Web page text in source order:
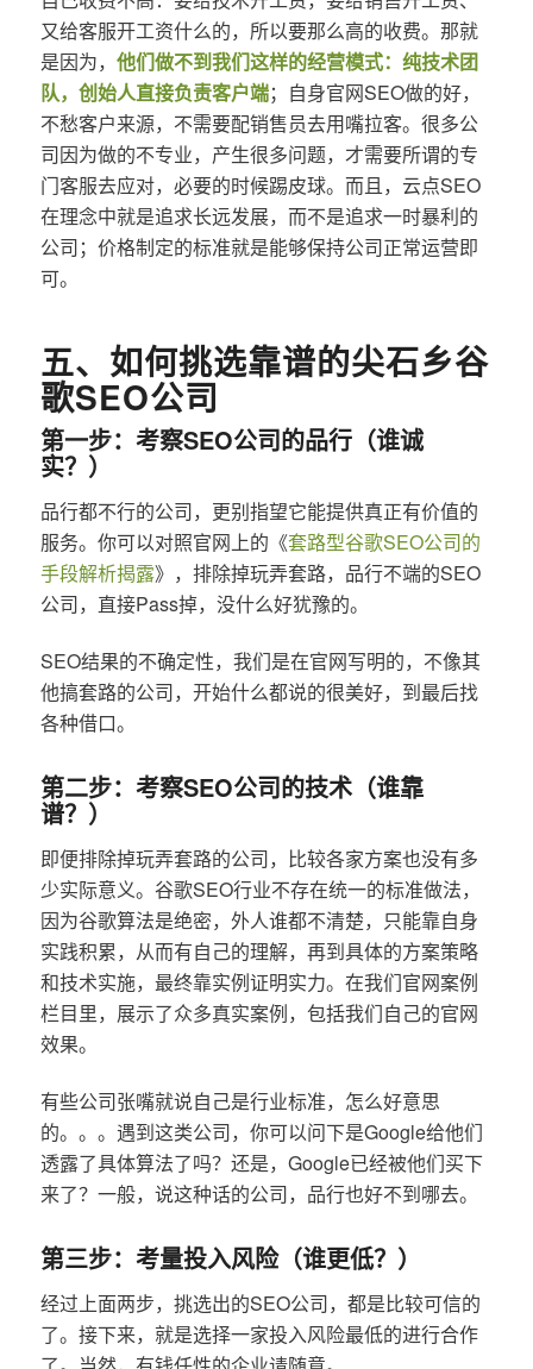
又给客服开工资什么的，所以要那么高的收费。那就
是因为， 他们做不到我们这样的经营模式：纯技术团
队，创始人直接负责客户端；自身官网SEO做的好，
不愁客户来源，不需要配销售员去用嘴拉客。很多公
司因为做的不专业，产生很多问题，才需要所谓的专
门客服去应对，必要的时候踢皮球。而且，云点SEO
在理念中就是追求长远发展，而不是追求一时暴利的
公司；价格制定的标准就是能够保持公司正常运营即
可。
五、如何挑选靠谱的尖石乡谷
歌SEO公司
第一步：考察SEO公司的品行（谁诚
实？）
品行都不行的公司，更别指望它能提供真正有价值的
服务。你可以对照官网上的《套路型谷歌SEO公司的
手段解析揭露》，排除掉玩弄套路，品行不端的SEO
公司，直接Pass掉，没什么好犹豫的。
SEO结果的不确定性，我们是在官网写明的，不像其
他搞套路的公司，开始什么都说的很美好，到最后找
各种借口。
第二步：考察SEO公司的技术（谁靠
谱？）
即便排除掉玩弄套路的公司，比较各家方案也没有多
少实际意义。谷歌SEO行业不存在统一的标准做法，
因为谷歌算法是绝密，外人谁都不清楚，只能靠自身
实践积累，从而有自己的理解，再到具体的方案策略
和技术实施，最终靠实例证明实力。在我们官网案例
栏目里，展示了众多真实案例，包括我们自己的官网
效果。
有些公司张嘴就说自己是行业标准，怎么好意思
的。。。遇到这类公司，你可以问下是Google给他们
透露了具体算法了吗？还是，Google已经被他们买下
来了？一般，说这种话的公司，品行也好不到哪去。
第三步：考量投入风险（谁更低？）
经过上面两步，挑选出的SEO公司，都是比较可信的
了。接下来，就是选择一家投入风险最低的进行合作